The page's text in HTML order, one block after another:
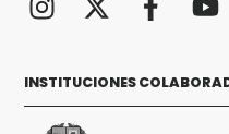
INSTITUCIONES